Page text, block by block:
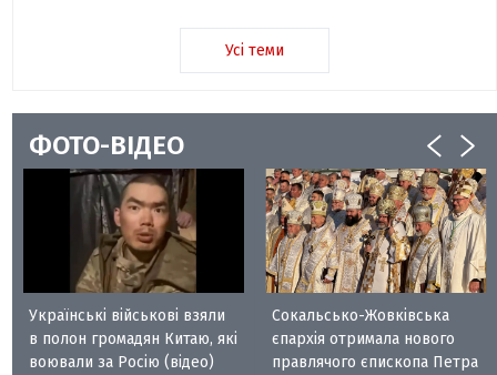
Усі теми
ФОТО-ВІДЕО
Українські військові взяли
в полон громадян Китаю, які
воювали за Росію (відео)
Сокальсько-Жовківська
єпархія отримала нового
правлячого єпископа Петра